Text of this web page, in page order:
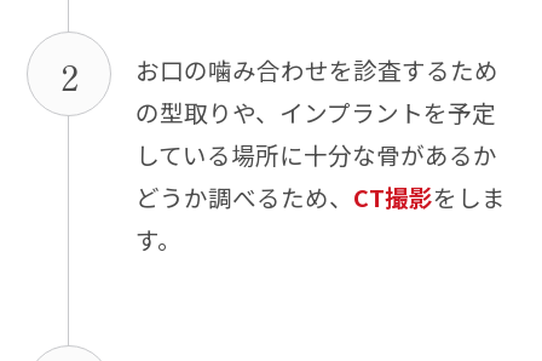
2
お口の噛み合わせを診査するため
の型取りや、インプラントを予定
している場所に十分な骨があるか
どうか調べるため、 CT撮影をしま
す。